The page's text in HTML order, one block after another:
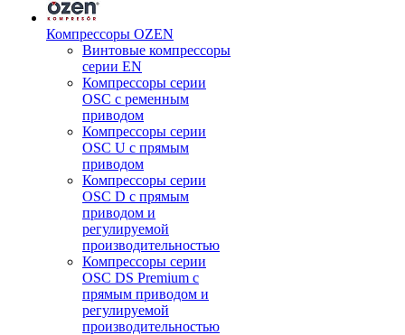
Компрессоры OZEN
Винтовые компрессоры
серии EN
Компрессоры серии
OSC с ременным
приводом
Компрессоры серии
OSC U с прямым
приводом
Компрессоры серии
OSC D с прямым
приводом и
регулируемой
производительностью
Компрессоры серии
OSC DS Premium с
прямым приводом и
регулируемой
производительностью